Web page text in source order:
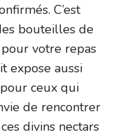
C’est
bouteilles de
votre repas
expose aussi
ceux qui
de rencontrer
divins nectars